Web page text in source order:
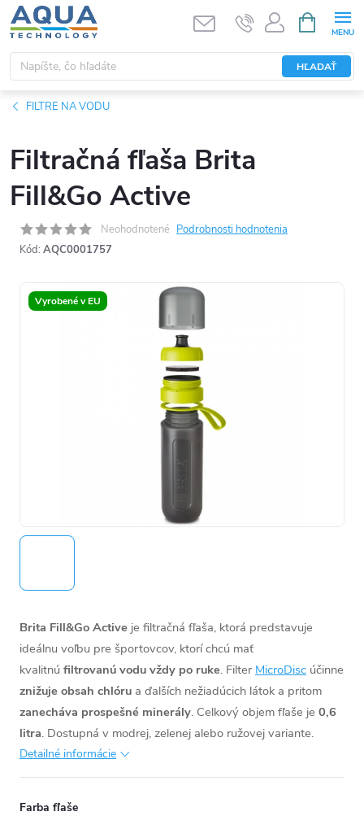
Prejsť
na
obsah
HĽADAŤ
KOŠÍK
FILTRE NA VODU
Filtračná fľaša Brita
Fill&Go Active
Neohodnotené Podrobnosti hodnotenia
Kód: AQC0001757
Vyrobené v EU
Brita Fill&Go Active je filtračná fľaša, ktorá predstavuje
ideálnu voľbu pre športovcov, ktorí chcú mať
kvalitnú filtrovanú vodu vždy po ruke. Filter MicroDisc účinne
znižuje obsah chlóru a ďalších nežiadúcich látok a pritom
zanecháva prospešné minerály. Celkový objem fľaše je 0,6
litra. Dostupná v modrej, zelenej alebo ružovej variante.
Detailné informácie
Farba fľaše